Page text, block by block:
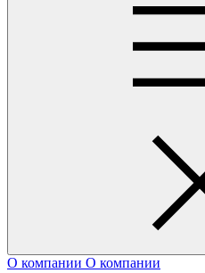
О компании О компании